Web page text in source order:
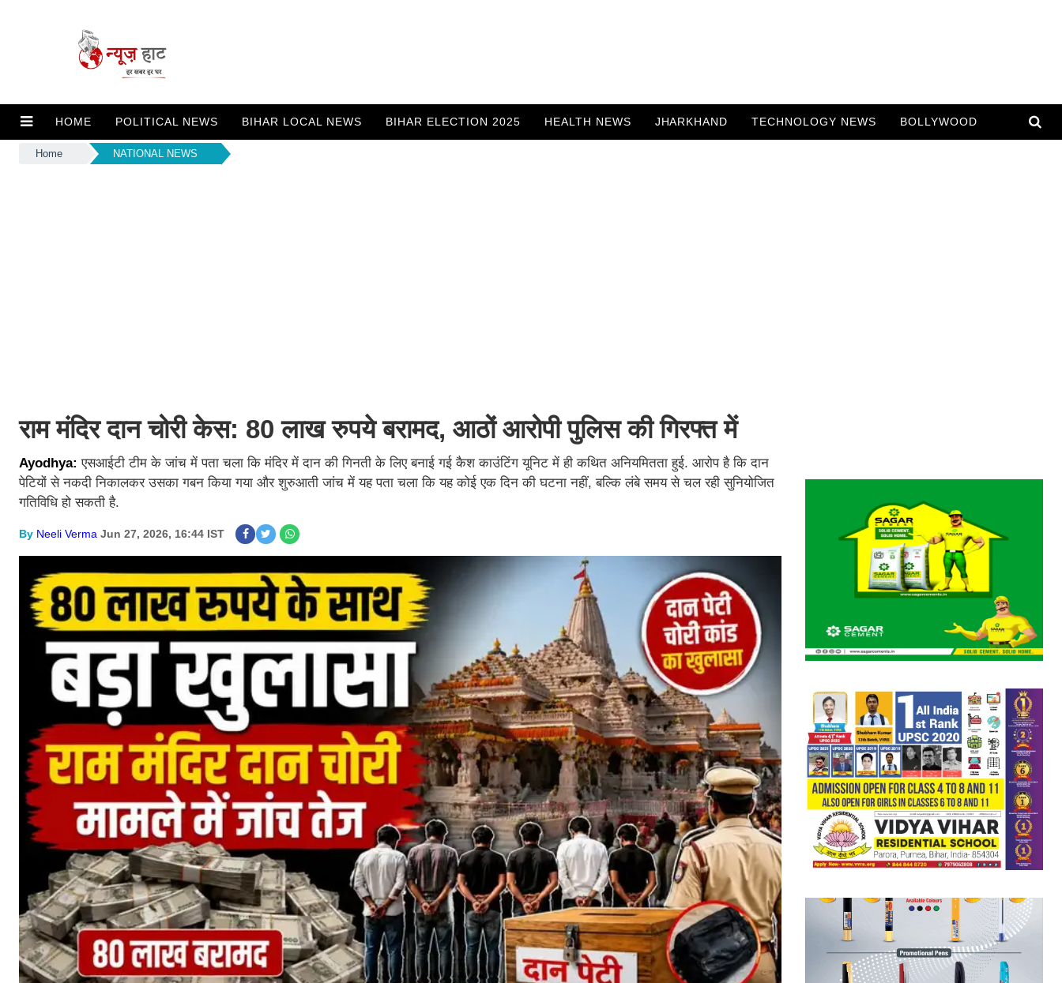
HOME POLITICAL NEWS BIHAR LOCAL NEWS BIHAR ELECTION 2025 HEALTH NEWS JHARKHAND TECHNOLOGY NEWS BOLLYWOOD
Home NATIONAL NEWS
राम मंदिर दान चोरी केस: 80 लाख रुपये बरामद, आठों आरोपी पुलिस की गिरफ्त में
Ayodhya:एसआईटी टीम के जांच में पता चला कि मंदिर में दान की गिनती के लिए बनाई गई कैश काउंटिंग यूनिट में ही कथित अनियमितता हुई. आरोप है कि दान
पेटियों से नकदी निकालकर उसका गबन किया गया और शुरुआती जांच में यह पता चला कि यह कोई एक दिन की घटना नहीं, बल्कि लंबे समय से चल रही सुनियोजित
गतिविधि हो सकती है.
By Neeli Verma Jun 27, 2026, 16:44 IST